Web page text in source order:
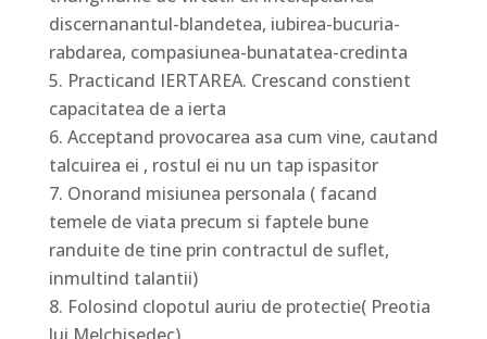
discernanantul-blandetea, iubirea-bucuria-
rabdarea, compasiunea-bunatatea-credinta
Practicand IERTAREA. Crescand constient
capacitatea de a ierta
Acceptand provocarea asa cum vine, cautand
talcuirea ei , rostul ei nu un tap ispasitor
Onorand misiunea personala ( facand
temele de viata precum si faptele bune
randuite de tine prin contractul de suflet,
inmultind talantii)
Folosind clopotul auriu de protectie( Preotia